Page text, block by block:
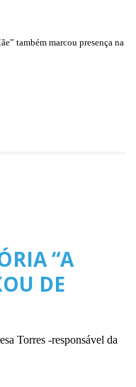
também marcou presença na
“A
DE
Torres -responsável da